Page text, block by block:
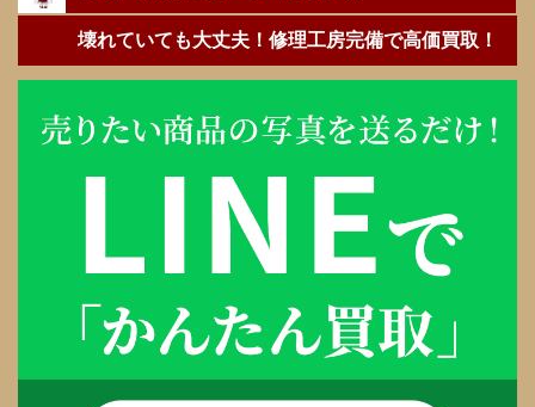
壊れていても大丈夫！修理工房完備で高価買取！